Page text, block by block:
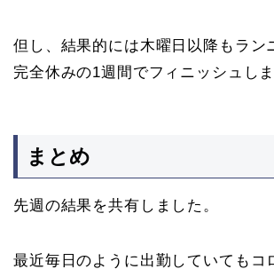
但し、結果的には木曜日以降もラン
完全休みの1週間でフィニッシュしま
まとめ
先週の結果を共有しました。
最近毎日のように出勤していてもコ